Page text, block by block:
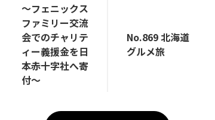
～フェニックス
ファミリー交流
会でのチャリテ
ィー義援金を日
本赤十字社へ寄
付～
No.869 北海道
グルメ旅